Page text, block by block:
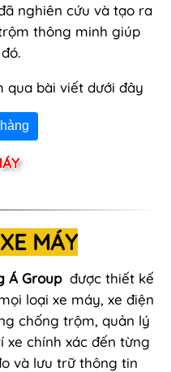
nghiên cứu và tạo ra
thông minh giúp
qua bài viết dưới đây
MÁY
Á Groupđược thiết kế
loại xe máy, xe điện
chống trộm, quản lý
xe chính xác đến từng
và lưu trữ thông tin